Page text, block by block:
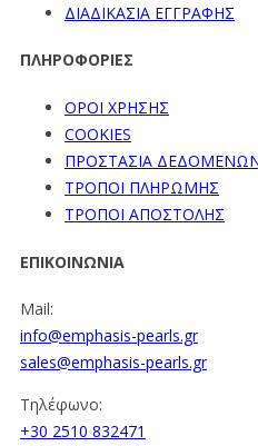
ΔΙΑΔΙΚΑΣΙΑ ΕΓΓΡΑΦΗΣ
ΠΛΗΡΟΦΟΡΙΕΣ
ΟΡΟΙ ΧΡΗΣΗΣ
COOKIES
ΠΡΟΣΤΑΣΙΑ
ΤΡΟΠΟΙ ΠΛΗΡΩΜΗΣ
ΤΡΟΠΟΙ ΑΠΟΣΤΟΛΗΣ
ΕΠΙΚΟΙΝΩΝΙΑ
Mail:
info@emphasis-pearls.gr
sales@emphasis-pearls.gr
Τηλέφωνο:
+30 2510 832471